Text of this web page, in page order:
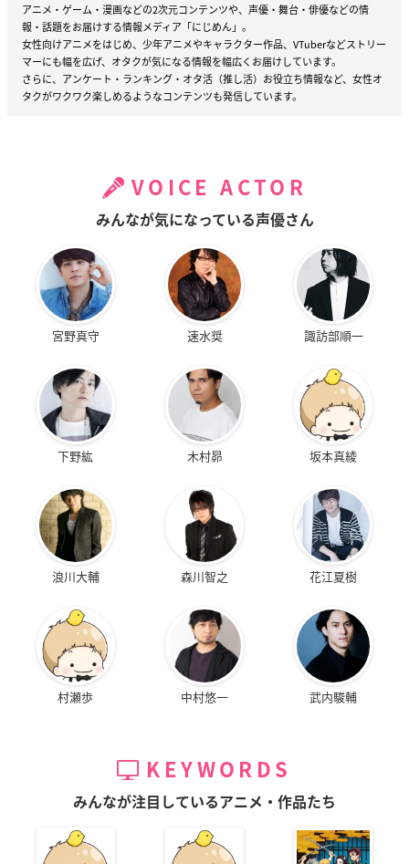
アニメ・ゲーム・漫画などの2次元コンテンツや、声優・舞台・俳優などの情
報・話題をお届けする情報メディア「にじめん」。
女性向けアニメをはじめ、少年アニメやキャラクター作品、VTuberなどストリー
マーにも幅を広げ、オタクが気になる情報を幅広くお届けしています。
さらに、アンケート・ランキング・オタ活（推し活）お役立ち情報など、女性オ
タクがワクワク楽しめるようなコンテンツも発信しています。
VOICE ACTOR
みんなが気になっている声優さん
宮野真守 速水奨 諏訪部順一
下野紘 木村昴 坂本真綾
浪川大輔 森川智之 花江夏樹
村瀬歩 中村悠一 武内駿輔
KEYWORDS
みんなが注目しているアニメ・作品たち